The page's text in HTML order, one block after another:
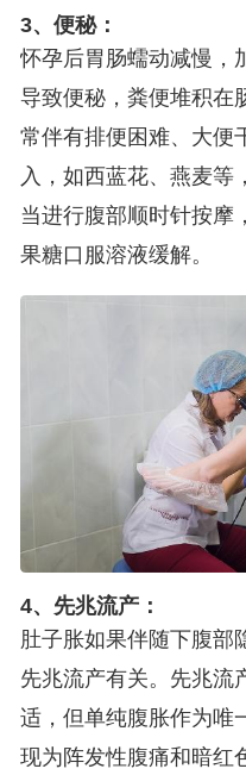
3、便秘：
怀孕后胃肠蠕动减慢，
导致便秘，粪便堆积在
常伴有排便困难、大便
入，如西蓝花、燕麦等
当进行腹部顺时针按摩
果糖口服溶液缓解。
4、先兆流产：
肚子胀如果伴随下腹部
先兆流产有关。先兆流
适，但单纯腹胀作为唯
现为阵发性腹痛和暗红